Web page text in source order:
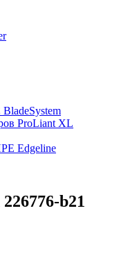
ProLiant XL
Edgeline
b21